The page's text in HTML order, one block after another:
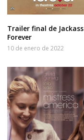
Trailer final de Jackass
Forever
10 de enero de 2022